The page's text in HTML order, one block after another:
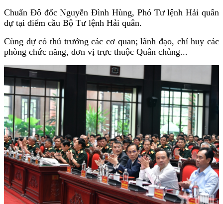
Chuẩn Đô đốc Nguyễn Đình Hùng, Phó Tư lệnh Hải quân
dự tại điểm cầu Bộ Tư lệnh Hải quân.
Cùng dự có thủ trưởng các cơ quan; lãnh đạo, chỉ huy các
phòng chức năng, đơn vị trực thuộc Quân chủng...